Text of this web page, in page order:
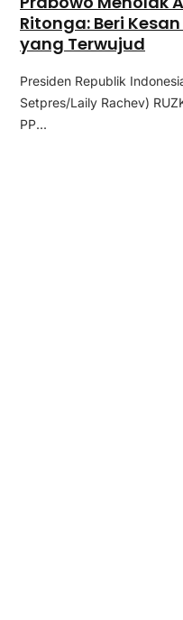
Ritonga: Beri
yang Terwujud
Presiden Republik
Setpres/Laily Rachev)
PP...